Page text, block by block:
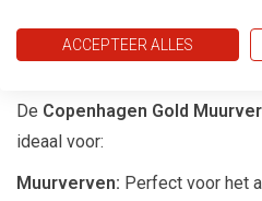
Toepassingen
De Copenhagen Gold
ideaal voor:
Muurverven: Perfect voor het
ACCEPTEER ALLES